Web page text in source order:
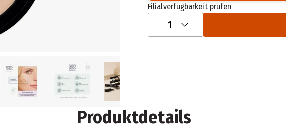
Filialverfügbarkeit prüfen
1
Produktdetails